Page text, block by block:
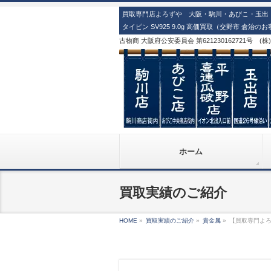
買取専門店よろずや 大阪・駒川・あびこ・玉
タイピン SV925 9.0g 高価買取（交野市 倉治のお
古物商 大阪府公安委員会 第621230162721号 (株
ホーム
買取実績のご紹介
HOME » 買取実績のご紹介 » 貴金属 » 【買取専門よ